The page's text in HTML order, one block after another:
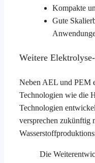
Kompakte
Gute
Weitere
Neben AEL und PEM
Technologien wie die
Technologien
versprechen zukünftig
Die